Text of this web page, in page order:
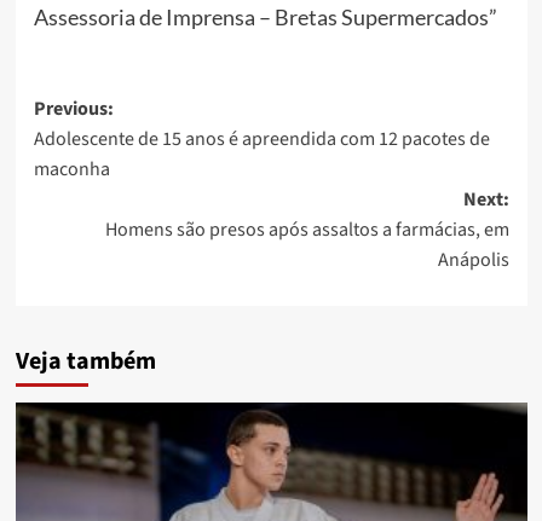
Assessoria de Imprensa – Bretas Supermercados”
Post
navigation
Previous:
Adolescente de 15 anos é apreendida com 12 pacotes de
maconha
Next:
Homens são presos após assaltos a farmácias, em
Anápolis
Veja também